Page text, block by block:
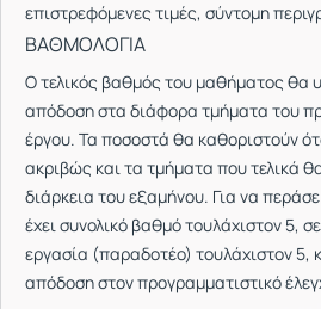
επιστρεφόμενες τιμές, σύντομη
ΒΑΘΜΟΛΟΓΙΑ
Ο τελικός βαθμός του μαθήματος θα
απόδοση στα διάφορα τμήματα του
έργου. Τα ποσοστά θα καθοριστούν
ακριβώς και τα τμήματα που τελικά
διάρκεια του εξαμήνου. Για να
έχει συνολικό βαθμό τουλάχιστον 5,
εργασία (παραδοτέο) τουλάχιστον 5,
απόδοση στον προγραμματιστικό